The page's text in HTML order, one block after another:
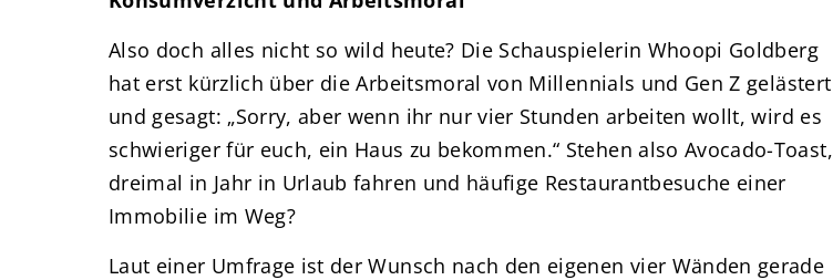
Also doch alles nicht so wild heute? Die Schauspielerin Whoopi Goldberg
hat erst kürzlich über die Arbeitsmoral von Millennials und Gen Z gelästert
und gesagt: „Sorry, aber wenn ihr nur vier Stunden arbeiten wollt, wird es
schwieriger für euch, ein Haus zu bekommen.“ Stehen also Avocado-Toast,
dreimal in Jahr in Urlaub fahren und häufige Restaurantbesuche einer
Immobilie im Weg?
Laut einer Umfrage ist der Wunsch nach den eigenen vier Wänden gerade